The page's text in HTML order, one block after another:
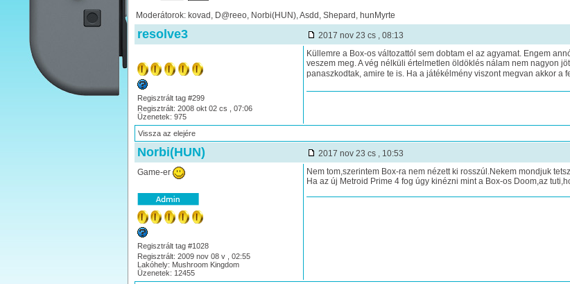
Moderátorok: kovad, D@reeo, Norbi(HUN), Asdd, Shepard, hunMyrte
resolve3 2017 nov 23 cs , 08:13
Regisztrált tag #299
Regisztrált: 2008 okt 02 cs , 07:06
Üzenetek: 975
Küllemre a Box-os változattól sem dobtam el az agyamat. Engem
veszem meg. A vég nélküli értelmetlen öldöklés nálam nem nagyon
panaszkodtak, amire te is. Ha a játékélmény viszont megvan akkor a
Vissza az elejére
Norbi(HUN)
2017 nov 23 cs , 10:53
Game-er
Regisztrált tag #1028
Regisztrált: 2009 nov 08 v , 02:55
Lakóhely: Mushroom Kingdom
Üzenetek: 12455
Nem tom,szerintem Box-ra nem nézett ki rosszúl.Nekem mondjuk
Ha az új Metroid Prime 4 fog úgy kinézni mint a Box-os Doom,az